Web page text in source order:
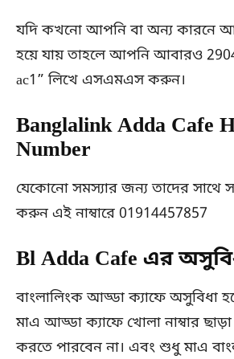
যদি কখনো আপনি বা অন্য কারনে
হয়ে যায় তাহলে আপনি আবারও
ac1” লিখে এসএমএস করুন।
Banglalink Adda Cafe
Number
যেকোনো সমস্যার জন্য তাদের সাথে
করুন এই নাম্বারে 01914457857
Bl Adda Cafe এর
বাংলালিংক আড্ডা ক্যাফে
মাএ আড্ডা ক্যাফে খোলা নাম্বার
করতে পারবেন না। এবং শুধু মাএ